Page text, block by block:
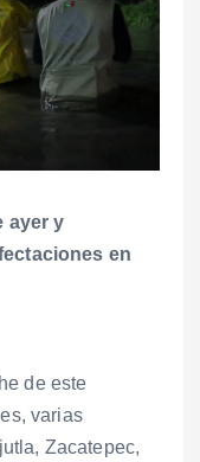
ayer y
en
de este
varias
Zacatepec,